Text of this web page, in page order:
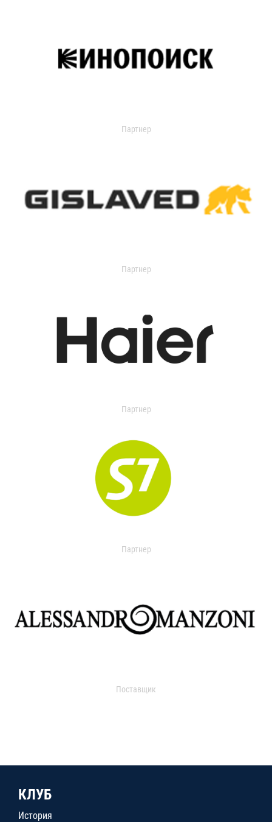
Партнер
Партнер
Партнер
Партнер
Поставщик
КЛУБ
История